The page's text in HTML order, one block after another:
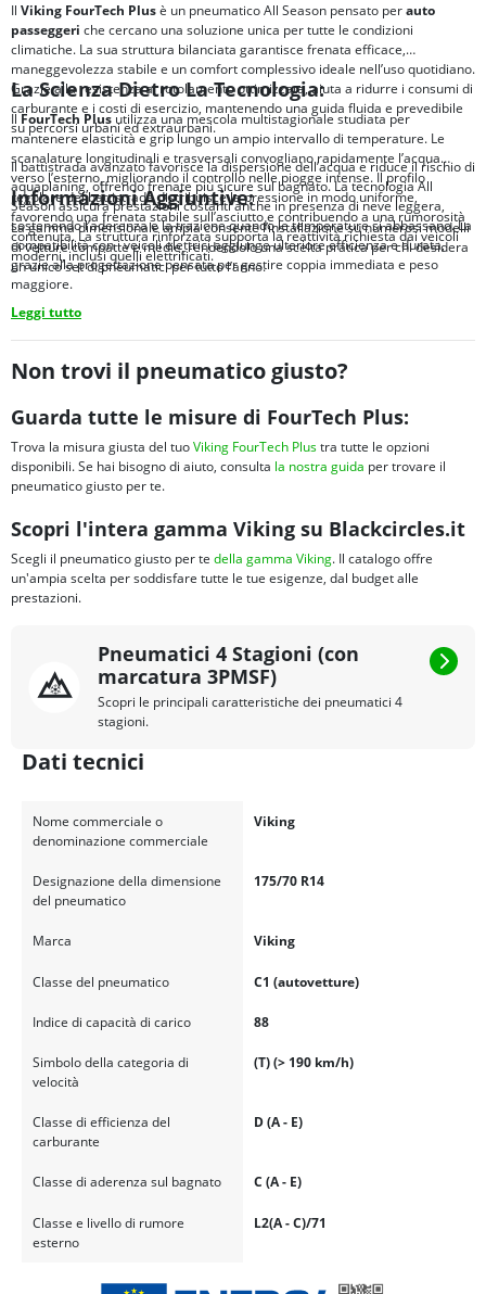
Il Viking FourTech Plusè un pneumatico All Season pensato perauto
passeggeri che cercano una soluzione unica per tutte le condizioni
climatiche. La sua struttura bilanciata garantisce frenata efficace,
maneggevolezza stabile e un comfort complessivo ideale nell’uso quotidiano.
Grazie alla resistenza al rotolamento ottimizzata, aiuta a ridurre i consumi di
carburante e i costi di esercizio, mantenendo una guida fluida e prevedibile
su percorsi urbani ed extraurbani.
Il battistrada avanzato favorisce la dispersione dell’acqua e riduce il rischio di
aquaplaning, offrendo frenate più sicure sul bagnato. La tecnologia All
Season assicura prestazioni costanti anche in presenza di neve leggera,
sostenendo l’aderenza e la trazione quando le temperature si abbassano. La
compatibilità con i veicoli elettrici aggiunge ulteriore efficienza e durata,
grazie alla progettazione pensata per gestire coppia immediata e peso
maggiore.
La Scienza Dietro La Tecnologia:
IlFourTech Plusutilizza una mescola multistagionale studiata per
mantenere elasticità e grip lungo un ampio intervallo di temperature. Le
scanalature longitudinali e trasversali convogliano rapidamente l’acqua
verso l’esterno, migliorando il controllo nelle piogge intense. Il profilo
regolare del battistrada distribuisce la pressione in modo uniforme,
favorendo una frenata stabile sull’asciutto e contribuendo a una rumorosità
contenuta. La struttura rinforzata supporta la reattività richiesta dai veicoli
moderni, inclusi quelli elettrificati.
Informazioni Aggiuntive:
La gamma dimensionale ampia consente l’installazione su numerosi modelli
di vetture compatte e medie, rendendolo una scelta pratica per chi desidera
un unico set di pneumatici per tutto l’anno.
Leggi tutto
Non trovi il pneumatico giusto?
Guarda tutte le misure di FourTech Plus:
Trova la misura giusta del tuoViking FourTech Plustra tutte le opzioni
disponibili. Se hai bisogno di aiuto, consulta la nostra guida per trovare il
pneumatico giusto per te.
Scopri l'intera gamma Viking su Blackcircles.it
Scegli il pneumatico giusto per te della gamma Viking. Il catalogo offre
un'ampia scelta per soddisfare tutte le tue esigenze, dal budget alle
prestazioni.
Pneumatici 4 Stagioni (con
marcatura 3PMSF)
Scopri le principali caratteristiche dei pneumatici 4
stagioni.
Dati tecnici
Nome commerciale o
denominazione commerciale
Viking
Designazione della dimensione
del pneumatico
175/70 R14
Marca Viking
Classe del pneumatico C1 (autovetture)
Indice di capacità di carico 88
Simbolo della categoria di
velocità
(T) (> 190 km/h)
Classe di efficienza del
carburante
D (A - E)
Classe di aderenza sul bagnato C (A - E)
Classe e livello di rumore
esterno
L2(A - C)/71